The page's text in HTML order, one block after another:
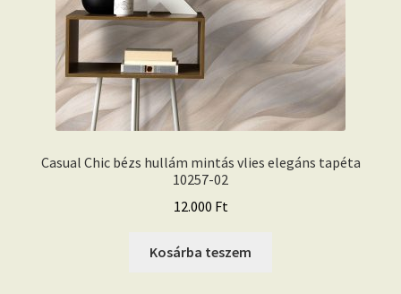
Casual Chic bézs hullám mintás vlies elegáns tapéta
10257-02
12.000 Ft
Kosárba teszem